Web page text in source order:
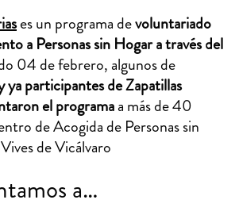
es un programa devoluntariado
a Personas sin Hogar a través del
04 de febrero, algunos de
participantes de Zapatillas
el programaa más de 40
de Acogida de Personas sin
de Vicálvaro
a…